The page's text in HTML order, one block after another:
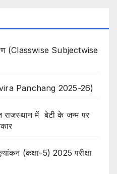
(Classwise Subjectwise
Panchang 2025-26)
राजस्थान में बेटी के जन्म पर
(कक्षा-5) 2025 परीक्षा